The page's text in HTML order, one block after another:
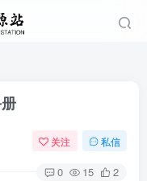
关注 私信
0 15 2